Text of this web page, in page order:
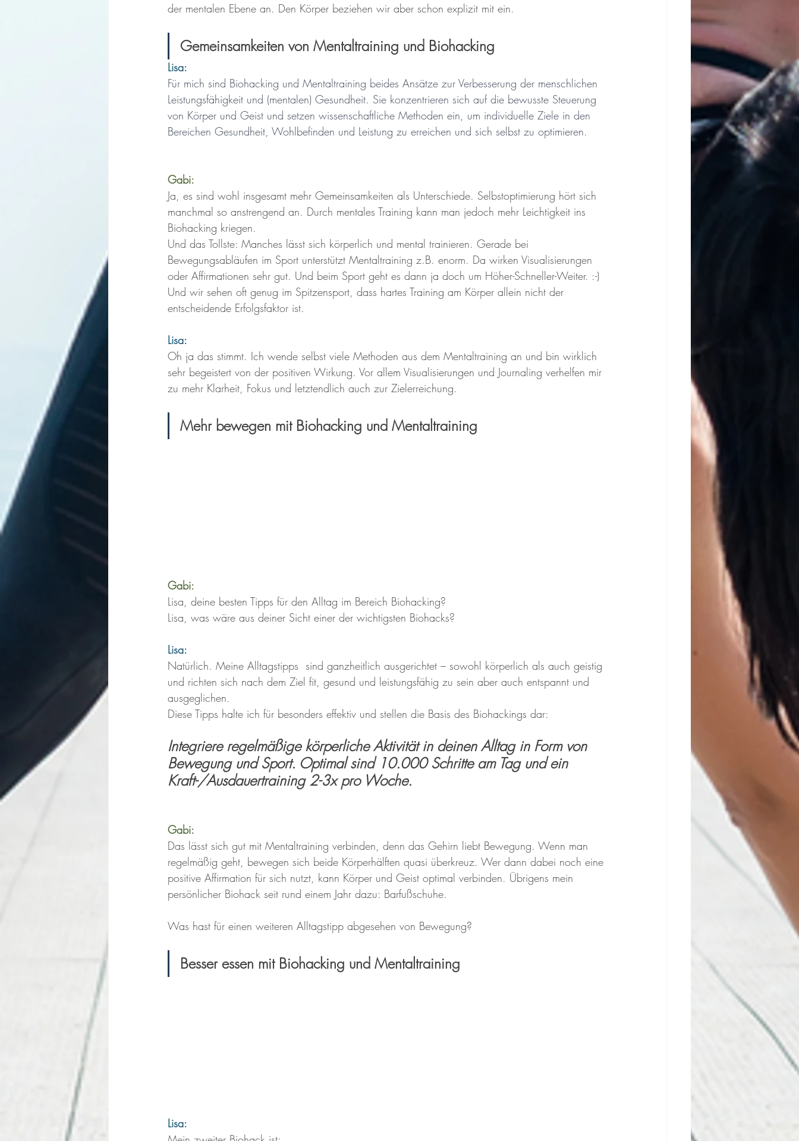
der mentalen Ebene an. Den Körper beziehen wir aber schon explizit mit ein.
Gemeinsamkeiten von Mentaltraining und Biohacking
Lisa:
Für mich sind Biohacking und Mentaltraining beides Ansätze zur Verbesserung der menschlichen
Leistungsfähigkeit und (mentalen) Gesundheit. Sie konzentrieren sich auf die bewusste Steuerung
von Körper und Geist und setzen wissenschaftliche Methoden ein, um individuelle Ziele in den
Bereichen Gesundheit, Wohlbefinden und Leistung zu erreichen und sich selbst zu optimieren.
Gabi:
Ja, es sind wohl insgesamt mehr Gemeinsamkeiten als Unterschiede. Selbstoptimierung hört sich
manchmal so anstrengend an. Durch mentales Training kann man jedoch mehr Leichtigkeit ins
Biohacking kriegen.
Und das Tollste: Manches lässt sich körperlich und mental trainieren. Gerade bei
Bewegungsabläufen im Sport unterstützt Mentaltraining z.B. enorm. Da wirken Visualisierungen
oder Affirmationen sehr gut. Und beim Sport geht es dann ja doch um Höher-Schneller-Weiter. :-)
Und wir sehen oft genug im Spitzensport, dass hartes Training am Körper allein nicht der
entscheidende Erfolgsfaktor ist.
Lisa:
Oh ja das stimmt. Ich wende selbst viele Methoden aus dem Mentaltraining an und bin wirklich
sehr begeistert von der positiven Wirkung. Vor allem Visualisierungen und Journaling verhelfen mir
zu mehr Klarheit, Fokus und letztendlich auch zur Zielerreichung.
Mehr bewegen mit Biohacking und Mentaltraining
Gabi:
Lisa, deine besten Tipps für den Alltag im Bereich Biohacking?
Lisa, was wäre aus deiner Sicht einer der wichtigsten Biohacks?
Lisa:
Natürlich. Meine Alltagstipps  sind ganzheitlich ausgerichtet – sowohl körperlich als auch geistig
und richten sich nach dem Ziel fit, gesund und leistungsfähig zu sein aber auch entspannt und
ausgeglichen.
Diese Tipps halte ich für besonders effektiv und stellen die Basis des Biohackings dar:
Integriere regelmäßige körperliche Aktivität in deinen Alltag in Form von
Bewegung und Sport. Optimal sind 10.000 Schritte am Tag und ein
Kraft-/Ausdauertraining 2-3x pro Woche.
Gabi:
Das lässt sich gut mit Mentaltraining verbinden, denn das Gehirn liebt Bewegung. Wenn man
regelmäßig geht, bewegen sich beide Körperhälften quasi überkreuz. Wer dann dabei noch eine
positive Affirmation für sich nutzt, kann Körper und Geist optimal verbinden. Übrigens mein
persönlicher Biohack seit rund einem Jahr dazu: Barfußschuhe.
Was hast für einen weiteren Alltagstipp abgesehen von Bewegung?
Besser essen mit Biohacking und Mentaltraining
Lisa: